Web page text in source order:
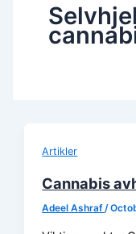
Artikler
Cannabis
Adeel Ashraf /